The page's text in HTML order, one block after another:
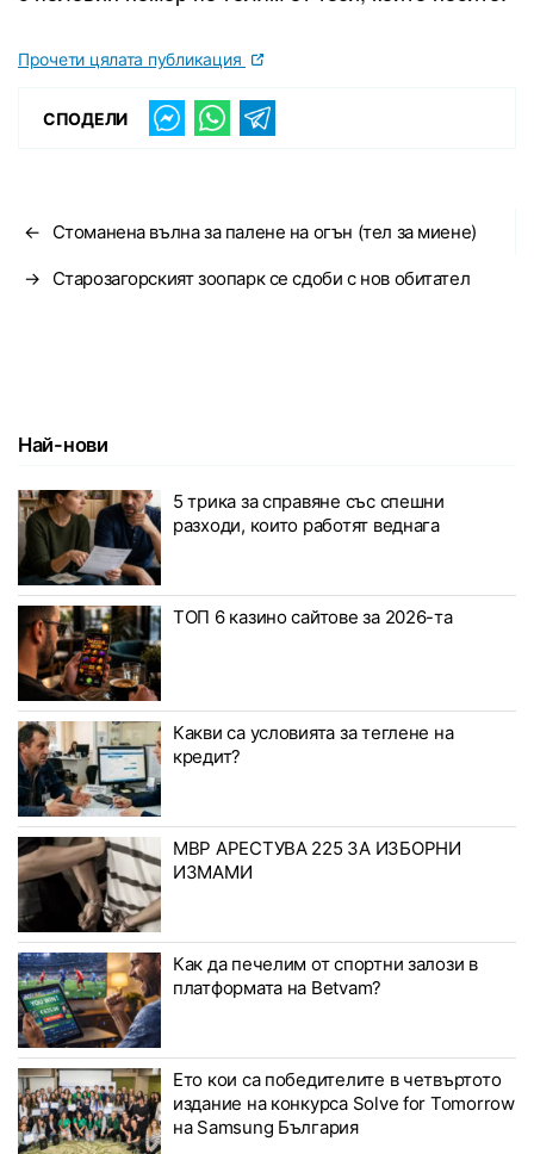
Прочети цялата публикация
СПОДЕЛИ
← Стоманена вълна за палене на огън (тел за миене)
→ Старозагорският зоопарк се сдоби с нов обитател
Най-нови
5 трика за справяне със спешни
разходи, които работят веднага
ТОП 6 казино сайтове за 2026-та
Какви са условията за теглене на
кредит?
МВР АРЕСТУВА 225 ЗА ИЗБОРНИ
ИЗМАМИ
Как да печелим от спортни залози в
платформата на Betvam?
Ето кои са победителите в четвъртото
издание на конкурса Solve for Tomorrow
на Samsung България